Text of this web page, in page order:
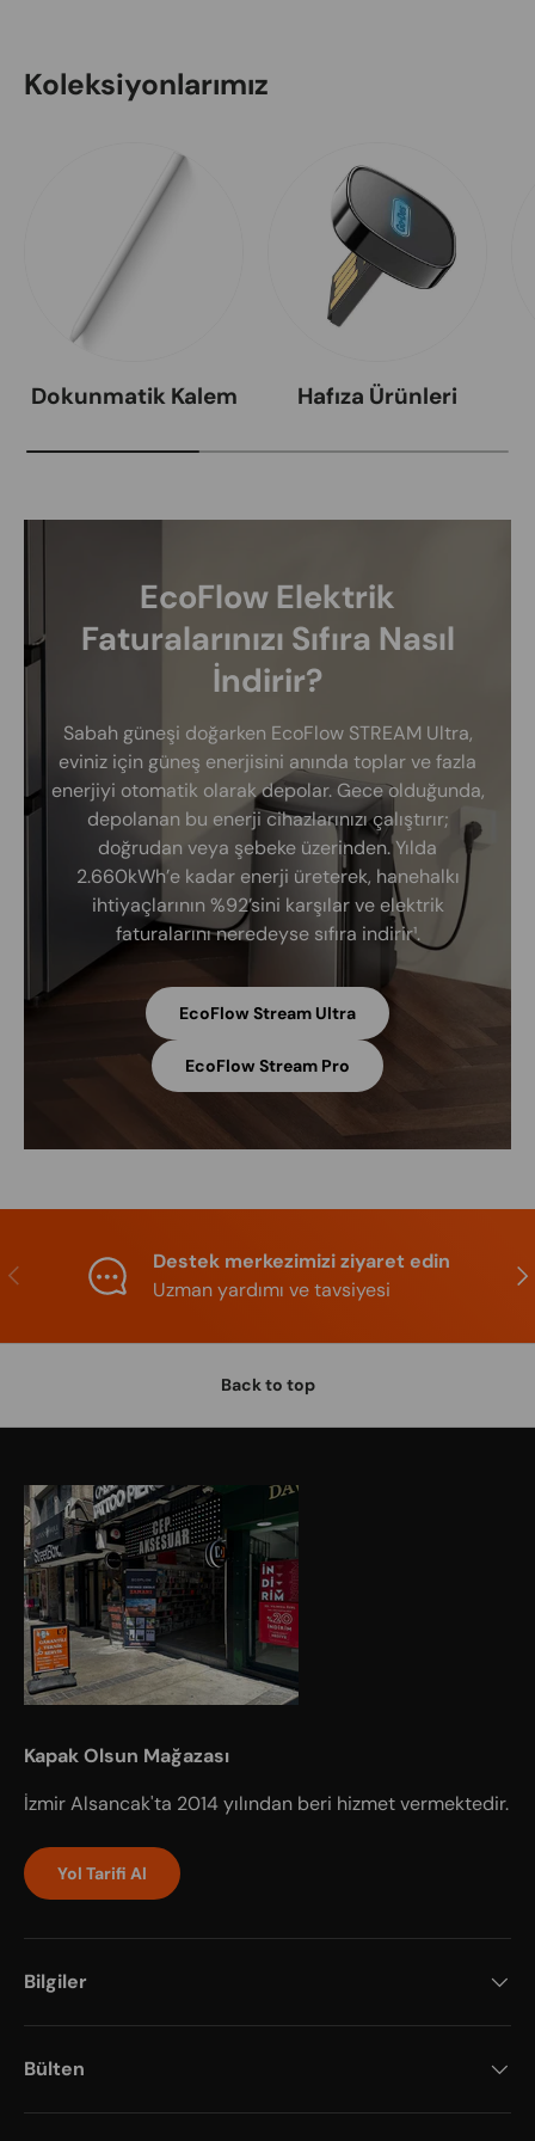
Koleksiyonlarımız
Dokunmatik Kalem Hafıza Ürünleri
EcoFlow Elektrik
Faturalarınızı Sıfıra Nasıl
İndirir?
Sabah güneşi doğarken EcoFlow STREAM Ultra,
eviniz için güneş enerjisini anında toplar ve fazla
enerjiyi otomatik olarak depolar. Gece olduğunda,
depolanan bu enerji cihazlarınızı çalıştırır;
doğrudan veya şebeke üzerinden. Yılda
2.660kWh’e kadar enerji üreterek, hanehalkı
ihtiyaçlarının %92’sini karşılar ve elektrik
faturalarını neredeyse sıfıra indirir¹.
EcoFlow Stream Ultra
EcoFlow Stream Pro
Previous
Destek merkezimizi ziyaret edin
Uzman yardımı ve tavsiyesi
Back to top
Kapak Olsun Mağazası
İzmir Alsancak'ta 2014 yılından beri hizmet vermektedir.
Yol Tarifi Al
Bilgiler
Bülten